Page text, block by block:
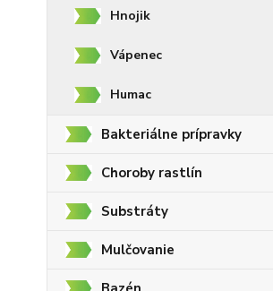
Hnojik
Vápenec
Humac
Bakteriálne prípravky
Choroby rastlín
Substráty
Mulčovanie